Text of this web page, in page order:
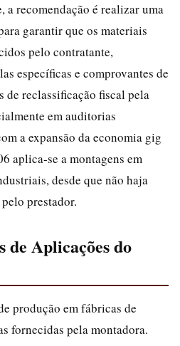
a recomendação é realizar uma
garantir que os materiais
pelo contratante,
específicas e comprovantes de
de reclassificação fiscal pela
em auditorias
a expansão da economia gig
aplica-se a montagens em
desde que não haja
prestador.
de Aplicações do
produção em fábricas de
fornecidas pela montadora.